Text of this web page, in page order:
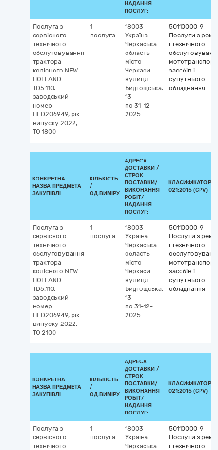
НАДАННЯ
ПОСЛУГ:
Послуга з
сервісного
технічного
обслуговування
трактора
колісного NEW
HOLLAND
TD5.110,
заводський
номер
HFD206949, рік
випуску 2022,
ТО 1800
1
послуга
18003
Україна
Черкаська
область
місто
Черкаси
вулиця
Бидгощська,
13
по 31-12-
2025
50110000-9
Послуги з
і технічного
засобів і
супутнього
обладнання
КОНКРЕТНА
НАЗВА ПРЕДМЕТА
ЗАКУПІВЛІ
КІЛЬКІСТЬ
/
ОД.ВИМІРУ
АДРЕСА
ДОСТАВКИ /
СТРОК
ПОСТАВКИ/
ВИКОНАННЯ
РОБІТ/
НАДАННЯ
ПОСЛУГ:
КЛАСИФІКАТОР
021:2015 (CPV)
Послуга з
сервісного
технічного
обслуговування
трактора
колісного NEW
HOLLAND
TD5.110,
заводський
номер
HFD206949, рік
випуску 2022,
ТО 2100
1
послуга
18003
Україна
Черкаська
область
місто
Черкаси
вулиця
Бидгощська,
13
по 31-12-
2025
50110000-9
Послуги з
і технічного
засобів і
супутнього
обладнання
КОНКРЕТНА
НАЗВА ПРЕДМЕТА
ЗАКУПІВЛІ
КІЛЬКІСТЬ
/
ОД.ВИМІРУ
АДРЕСА
ДОСТАВКИ /
СТРОК
ПОСТАВКИ/
ВИКОНАННЯ
РОБІТ/
НАДАННЯ
ПОСЛУГ:
КЛАСИФІКАТОР
021:2015 (CPV)
Послуга з
сервісного
технічного
1
послуга
18003
Україна
Черкаська
50110000-9
Послуги з
і технічного